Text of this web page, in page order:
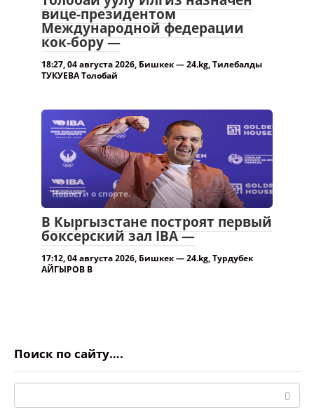
Толобай уулу Илгиз назначен
вице-президентом
Международной федерации
кок-бору —
18:27, 04 августа 2026, Бишкек — 24.kg, Тилебалды
Новости о спорте.
В Кыргызстане построят первый
боксерский зал IBA —
17:12, 04 августа 2026, Бишкек — 24.kg, Турдубек
Поиск по сайту….